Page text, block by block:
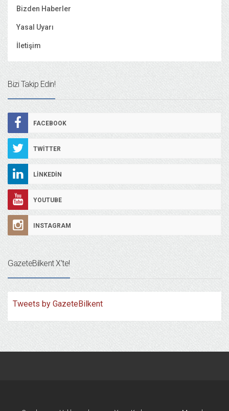
Bizden Haberler
Yasal Uyarı
İletişim
Bizi Takip Edin!
FACEBOOK
TWITTER
LINKEDIN
YOUTUBE
INSTAGRAM
GazeteBilkent X’te!
Tweets by GazeteBilkent